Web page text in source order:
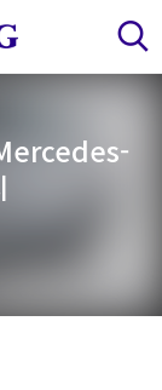
검색 레이어 열기